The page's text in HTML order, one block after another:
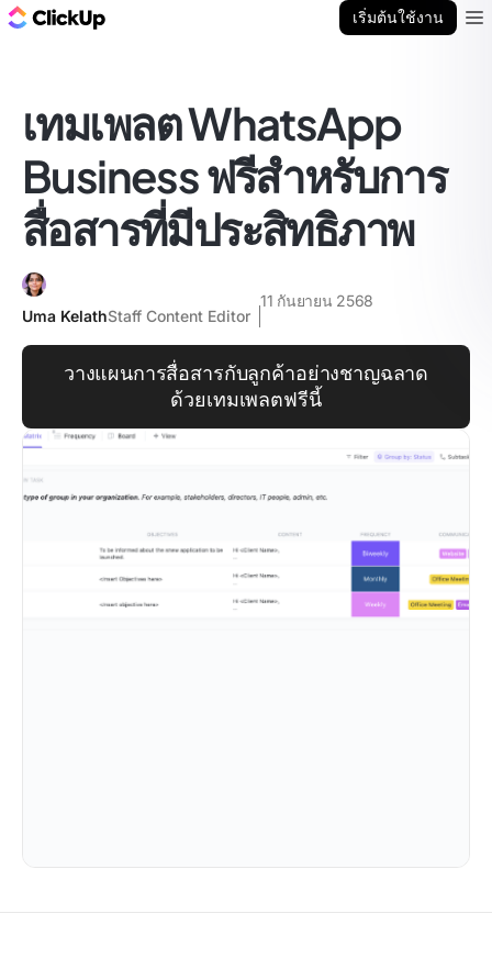
เริ่มต้นใช้งาน
เทมเพลต WhatsApp
Business ฟรีสำหรับการ
สื่อสารที่มีประสิทธิภาพ
Uma KelathStaff Content Editor
11 กันยายน 2568
วางแผนการสื่อสารกับลูกค้าอย่างชาญฉลาด
ด้วยเทมเพลตฟรีนี้